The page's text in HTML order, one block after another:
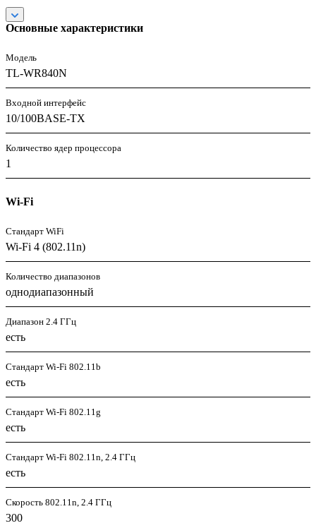
Основные характеристики
Модель
TL-WR840N
Входной интерфейс
10/100BASE-TX
Количество ядер процессора
1
Wi-Fi
Стандарт WiFi
Wi-Fi 4 (802.11n)
Количество диапазонов
однодиапазонный
Диапазон 2.4 ГГц
есть
Стандарт Wi-Fi 802.11b
есть
Стандарт Wi-Fi 802.11g
есть
Стандарт Wi-Fi 802.11n, 2.4 ГГц
есть
Скорость 802.11n, 2.4 ГГц
300